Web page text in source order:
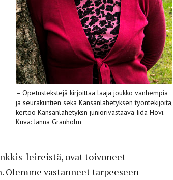
– Opetustekstejä kirjoittaa laaja joukko vanhempia
ja seurakuntien sekä Kansanlähetyksen työntekijöitä,
kertoo Kansanlähetyksn juniorivastaava Iida Hovi.
Kuva: Janna Granholm
leireistä, ovat toivoneet
vastanneet tarpeeseen